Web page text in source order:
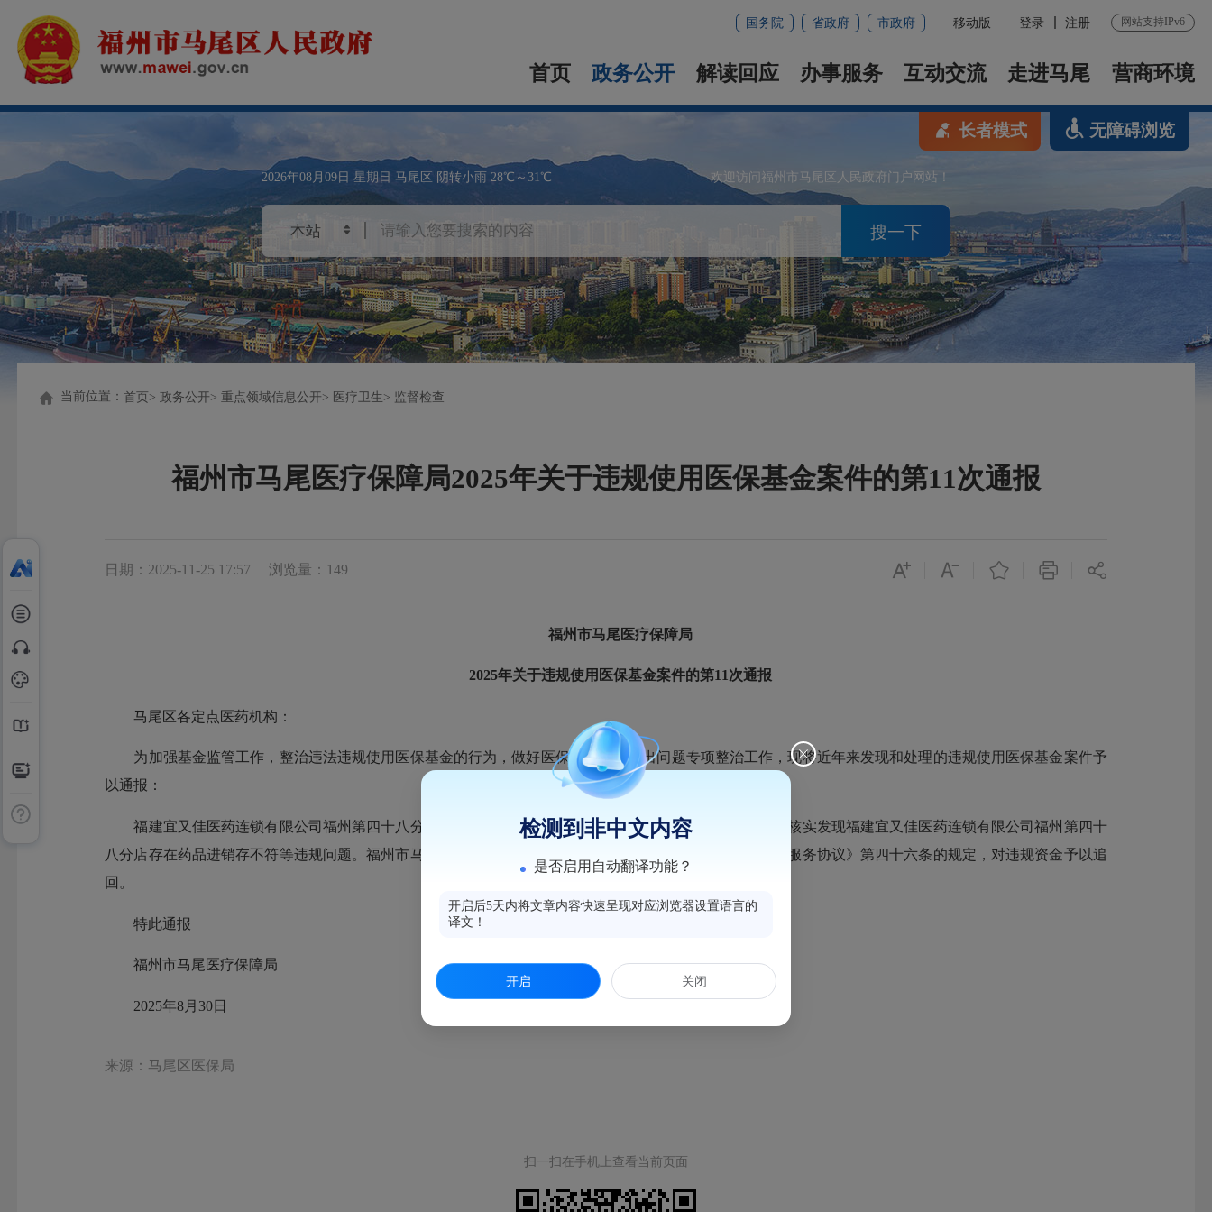
国务院 省政府 市政府 移动版 登录 注册 网站支持IPv6
首页 政务公开 解读回应 办事服务 互动交流 走进马尾 营商环境
2026年08月09日 星期日 马尾区 阴转小雨 28℃～31℃ 欢迎访问福州市马尾区人民政府门户网站！
搜一下
长者模式 无障碍浏览
当前位置：首页 政务公开 重点领域信息公开 医疗卫生 监督检查
福州市马尾医疗保障局2025年关于违规使用医保基金案件的第11次通报
日期：2025-11-25 17:57 浏览量：149
福州市马尾医疗保障局
2025年关于违规使用医保基金案件的第11次通报
马尾区各定点医药机构：
为加强基金监管工作，整治违法违规使用医保基金的行为，做好医保基金管理突出问题专项整治工作，现将近年来发现和处理的违规使用医保基金案件予
以通报：
福建宜又佳医药连锁有限公司福州第四十八分店违规使用医保基金案。在2024年全覆盖检查工作中，经核实发现福建宜又佳医药连锁有限公司福州第四十
八分店存在药品进销存不符等违规问题。福州市马尾医疗保障局根据《2023年福州市医疗保障定点医疗机构服务协议》第四十六条的规定，对违规资金予以追
回。
特此通报
福州市马尾医疗保障局
2025年8月30日
来源：马尾区医保局
扫一扫在手机上查看当前页面
检测到非中文内容
是否启用自动翻译功能？
开启后5天内将文章内容快速呈现对应浏览器设置语言的
译文！
开启 关闭